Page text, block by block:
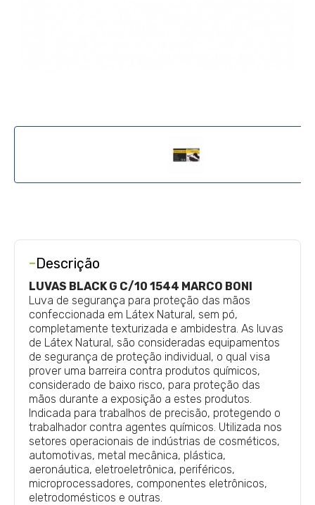
-Descrição
LUVAS BLACK G C/10 1544 MARCO BONI
Luva de segurança para proteção das mãos
confeccionada em Látex Natural, sem pó,
completamente texturizada e ambidestra. As luvas
de Látex Natural, são consideradas equipamentos
de segurança de proteção individual, o qual visa
prover uma barreira contra produtos químicos,
considerado de baixo risco, para proteção das
mãos durante a exposição a estes produtos.
Indicada para trabalhos de precisão, protegendo o
trabalhador contra agentes químicos. Utilizada nos
setores operacionais de indústrias de cosméticos,
automotivas, metal mecânica, plástica,
aeronáutica, eletroeletrônica, periféricos,
microprocessadores, componentes eletrônicos,
eletrodomésticos e outras.